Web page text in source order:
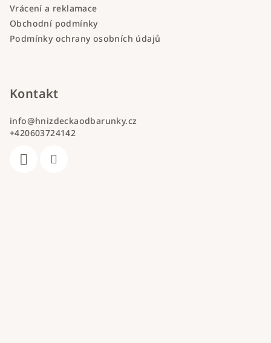
Vrácení a reklamace
Obchodní podmínky
Podmínky ochrany osobních údajů
Kontakt
info@hnizdeckaodbarunky.cz
+420603724142